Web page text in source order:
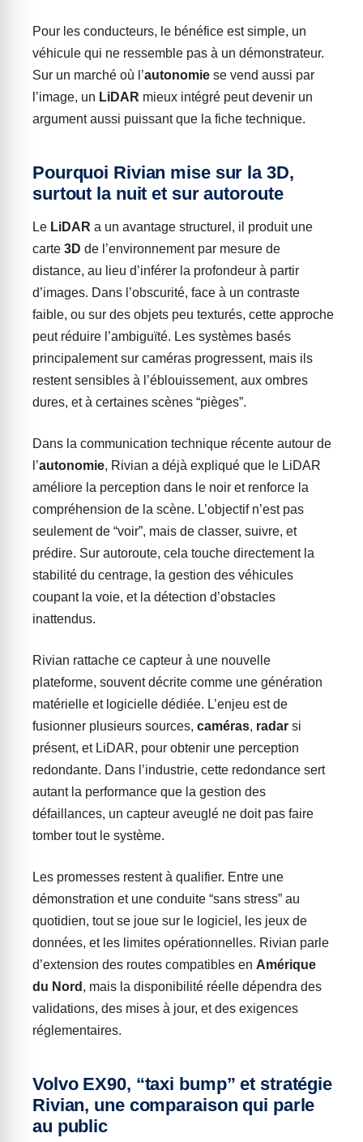
Pour les conducteurs, le bénéfice est simple, un
véhicule qui ne ressemble pas à un démonstrateur.
Sur un marché où l’autonomie se vend aussi par
l’image, un LiDAR mieux intégré peut devenir un
argument aussi puissant que la fiche technique.
Pourquoi Rivian mise sur la 3D,
surtout la nuit et sur autoroute
Le LiDAR a un avantage structurel, il produit une
carte 3D de l’environnement par mesure de
distance, au lieu d’inférer la profondeur à partir
d’images. Dans l’obscurité, face à un contraste
faible, ou sur des objets peu texturés, cette approche
peut réduire l’ambiguïté. Les systèmes basés
principalement sur caméras progressent, mais ils
restent sensibles à l’éblouissement, aux ombres
dures, et à certaines scènes “pièges”.
Dans la communication technique récente autour de
l’autonomie, Rivian a déjà expliqué que le LiDAR
améliore la perception dans le noir et renforce la
compréhension de la scène. L’objectif n’est pas
seulement de “voir”, mais de classer, suivre, et
prédire. Sur autoroute, cela touche directement la
stabilité du centrage, la gestion des véhicules
coupant la voie, et la détection d’obstacles
inattendus.
Rivian rattache ce capteur à une nouvelle
plateforme, souvent décrite comme une génération
matérielle et logicielle dédiée. L’enjeu est de
fusionner plusieurs sources, caméras, radar si
présent, et LiDAR, pour obtenir une perception
redondante. Dans l’industrie, cette redondance sert
autant la performance que la gestion des
défaillances, un capteur aveuglé ne doit pas faire
tomber tout le système.
Les promesses restent à qualifier. Entre une
démonstration et une conduite “sans stress” au
quotidien, tout se joue sur le logiciel, les jeux de
données, et les limites opérationnelles. Rivian parle
d’extension des routes compatibles en Amérique
du Nord , mais la disponibilité réelle dépendra des
validations, des mises à jour, et des exigences
réglementaires.
Volvo EX90, “taxi bump” et stratégie
Rivian, une comparaison qui parle
au public